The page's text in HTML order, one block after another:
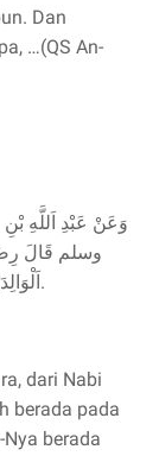
Dan
…(QS An-
وَعَنْ عَبْدِ اَللَّهِ
وسلم قَالَ
اَلْوَالِدَيْنِ أَخْرَجَهُ اَلتِّرْمِذِيُّ, وَصَحَّحَهُ اِبْنُ حِبَّانَ وَالْحَاكِمُ.
dari Nabi
berada pada
berada